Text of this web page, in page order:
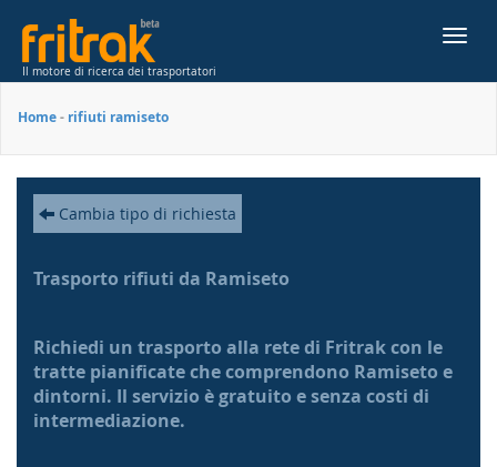
Il motore di ricerca dei trasportatori
Home- rifiuti ramiseto
Cambia tipo di richiesta
Trasporto rifiuti da Ramiseto
Richiedi un trasporto alla rete di Fritrak con le
tratte pianificate che comprendono Ramiseto e
dintorni. Il servizio è gratuito e senza costi di
intermediazione.